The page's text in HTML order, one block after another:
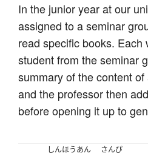
In the junior year at our
assigned to a seminar
read specific books. Each
student from the seminar
summary of the content
and the professor then
before opening it up to
しんほうあん さんぴ